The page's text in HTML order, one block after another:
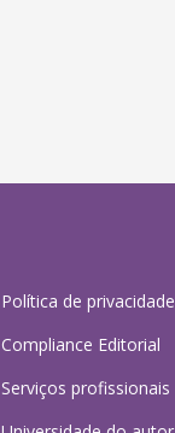
Política de privacidade
Compliance Editorial
Serviços profissionais